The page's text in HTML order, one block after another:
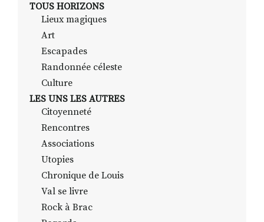
TOUS HORIZONS
Lieux magiques
Art
Escapades
Randonnée céleste
Culture
LES UNS LES AUTRES
Citoyenneté
Rencontres
Associations
Utopies
Chronique de Louis
Val se livre
Rock à Brac